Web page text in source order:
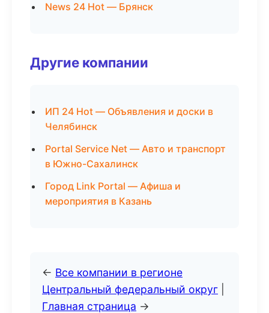
News 24 Hot — Брянск
Другие компании
ИП 24 Hot — Объявления и доски в
Челябинск
Portal Service Net — Авто и транспорт
в Южно-Сахалинск
Город Link Portal — Афиша и
мероприятия в Казань
← Все компании в регионе
Центральный федеральный округ
Главная страница →